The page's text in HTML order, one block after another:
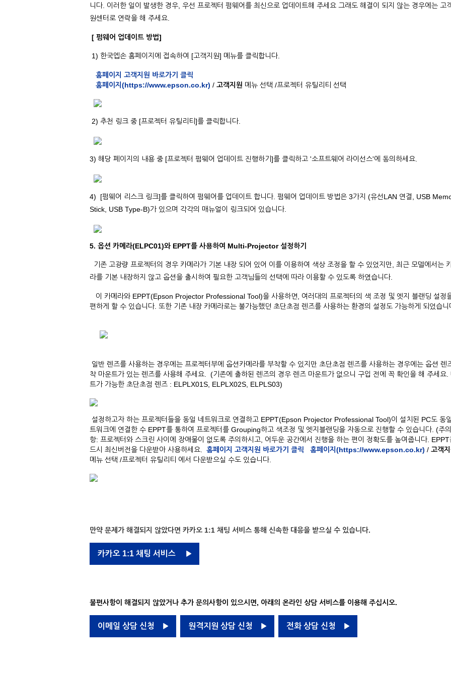
니다. 이러한 일이 발생한 경우, 우선 프로젝터 펌웨어를 최신으로 업데이트해 주세요 그래도 해결이 되지 않는 경우에는 고
원센터로 연락을 해 주세요.
[ 펌웨어 업데이트 방법]
1) 한국엡손 홈페이지에 접속하여 [고객지원] 메뉴를 클릭합니다.
홈페이지 고객지원 바로가기 클릭
홈페이지(https://www.epson.co.kr) / 고객지원 메뉴 선택 /프로젝터 유틸리티 선택
2) 추천 링크 중 [프로젝터 유틸리티]를 클릭합니다.
3) 해당 페이지의 내용 중 [프로젝터 펌웨어 업데이트 진행하기]를 클릭하고 '소프트웨어 라이선스'에 동의하세요.
4) [펌웨어 리스크 링크]를 클릭하여 펌웨어를 업데이트 합니다. 펌웨어 업데이트 방법은 3가지 (유선LAN 연결, USB
Stick, USB Type-B)가 있으며 각각의 매뉴얼이 링크되어 있습니다.
5. 옵션 카메라(ELPC01)와 EPPT를 사용하여 Multi-Projector 설정하기
기존 고광량 프로젝터의 경우 카메라가 기본 내장 되어 있어 이를 이용하여 색상 조정을 할 수 있었지만, 최근 모델에서는
라를 기본 내장하지 않고 옵션을 출시하여 필요한 고객님들의 선택에 따라 이용할 수 있도록 하였습니다.
이 카메라와 EPPT(Epson Projector Professional Tool)을 사용하면, 여러대의 프로젝터의 색 조정 및 엣지 블랜딩 설정
편하게 할 수 있습니다. 또한 기존 내장 카메라로는 불가능했던 초단초점 렌즈를 사용하는 환경의 설정도 가능하게 되었습니
일반 렌즈를 사용하는 경우에는 프로젝터부에 옵션카메라를 부착할 수 있지만 초단초점 렌즈를 사용하는 경우에는 옵션 렌
착 마운트가 있는 렌즈를 사용해 주세요. (기존에 출하된 렌즈의 경우 렌즈 마운트가 없으니 구입 전에 꼭 확인을 해 주세요.
트가 가능한 초단초점 렌즈 : ELPLX01S, ELPLX02S, ELPLS03)
설정하고자 하는 프로젝터들을 동일 네트워크로 연결하고 EPPT(Epson Projector Professional Tool)이 설치된 PC도 동
트워크에 연결한 수 EPPT를 통하여 프로젝터를 Grouping하고 색조정 및 엣지블랜딩을 자동으로 진행할 수 있습니다. (주
항: 프로젝터와 스크린 사이에 장애물이 없도록 주의하시고, 어두운 공간에서 진행을 하는 편이 정확도를 높여줍니다. EPPT
드시 최신버전을 다운받아 사용하세요. 홈페이지 고객지원 바로가기 클릭 홈페이지(https://www.epson.co.kr) / 고객
메뉴 선택 /프로젝터 유틸리티 에서 다운받으실 수도 있습니다.
만약 문제가 해결되지 않았다면 카카오 1:1 채팅 서비스 통해 신속한 대응을 받으실 수 있습니다.
카카오 1:1 채팅 서비스
불편사항이 해결되지 않았거나 추가 문의사항이 있으시면, 아래의 온라인 상담 서비스를 이용해 주십시오.
이메일 상담 신청 원격지원 상담 신청 전화 상담 신청